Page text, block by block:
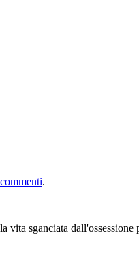
.
sganciata